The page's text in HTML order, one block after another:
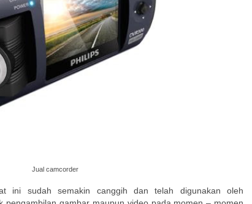
Jual camcorder
ini sudah semakin canggih dan telah digunakan oleh